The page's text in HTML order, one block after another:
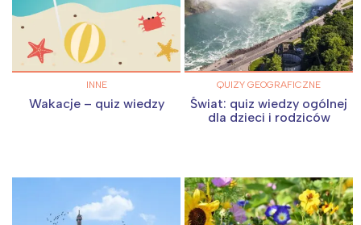
INNE
Wakacje – quiz wiedzy
QUIZY GEOGRAFICZNE
Świat: quiz wiedzy ogólnej
dla dzieci i rodziców